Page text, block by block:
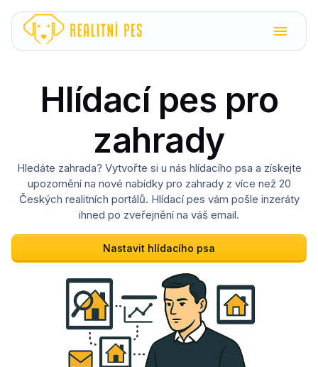
Hlídací pes pro
zahrady
Hledáte zahrada? Vytvořte si u nás hlídacího psa a získejte
upozornění na nové nabídky pro zahrady z více než 20
Českých realitních portálů. Hlídací pes vám pošle inzeráty
ihned po zveřejnění na váš email.
Nastavit hlídacího psa